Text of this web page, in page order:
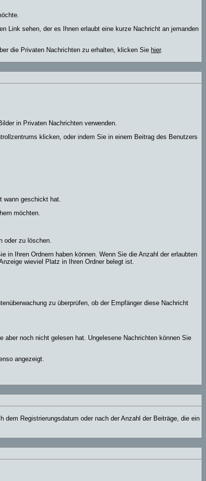
Link sehen, der es Ihnen erlaubt eine kurze Nachricht an jemanden
die Privaten Nachrichten zu erhalten, klicken Sie hier.
in Privaten Nachrichten verwenden.
klicken, oder indem Sie in einem Beitrag des Benutzers
wann geschickt hat.
möchten.
oder zu löschen.
in Ihren Ordnern haben können. Wenn Sie die Anzahl der erlaubten
wieviel Platz in Ihren Ordner belegt ist.
zu überprüfen, ob der Empfänger diese Nachricht
noch nicht gelesen hat. Ungelesene Nachrichten können Sie
angezeigt.
Registrierungsdatum oder nach der Anzahl der Beiträge, die ein